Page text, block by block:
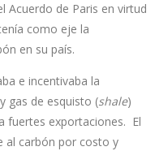
Acuerdo de Paris en virtud
como eje la
en su país.
e incentivaba la
gas de esquisto (shale)
fuertes exportaciones. El
al carbón por costo y